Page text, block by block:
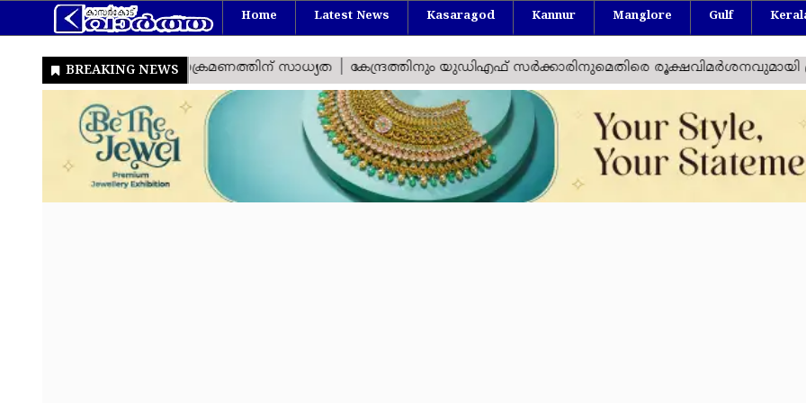
Home Latest News Kasaragod Kannur Manglore Gulf